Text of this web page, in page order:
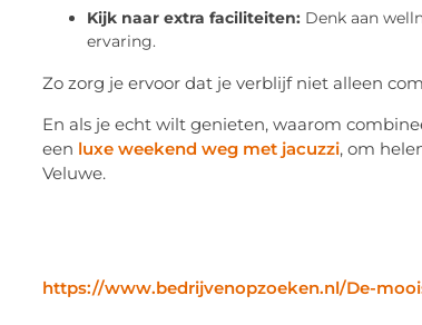
Kijk naar extra faciliteiten: Denk aan
ervaring.
Zo zorg je ervoor dat je verblijf niet alleen
En als je echt wilt genieten, waarom
een luxe weekend weg met jacuzzi, om
Veluwe.
https://www.bedrijvenopzoeken.nl/De-